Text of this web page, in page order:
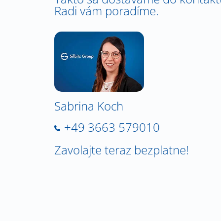
Radi vám poradíme.
Sabrina Koch
+49 3663 579010
Zavolajte teraz bezplatne!